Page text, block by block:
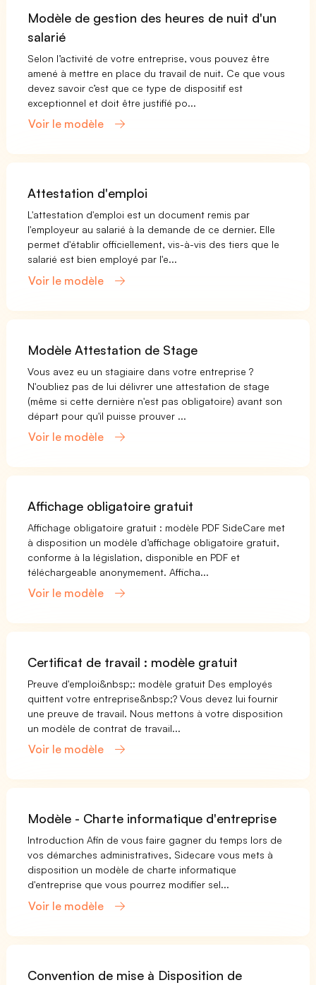
Modèle de gestion des heures de nuit d'un
salarié
Selon l’activité de votre entreprise, vous pouvez être
amené à mettre en place du travail de nuit. Ce que vous
devez savoir c’est que ce type de dispositif est
exceptionnel et doit être justifié po...
Voir le modèle
Attestation d'emploi
L'attestation d'emploi est un document remis par
l'employeur au salarié à la demande de ce dernier. Elle
permet d'établir officiellement, vis-à-vis des tiers que le
salarié est bien employé par l'e...
Voir le modèle
Modèle Attestation de Stage
Vous avez eu un stagiaire dans votre entreprise ?
N'oubliez pas de lui délivrer une attestation de stage
(même si cette dernière n'est pas obligatoire) avant son
départ pour qu'il puisse prouver ...
Voir le modèle
Affichage obligatoire gratuit
Affichage obligatoire gratuit : modèle PDF SideCare met
à disposition un modèle d’affichage obligatoire gratuit,
conforme à la législation, disponible en PDF et
téléchargeable anonymement. Afficha...
Voir le modèle
Certificat de travail : modèle gratuit
Preuve d'emploi&nbsp;: modèle gratuit Des employés
quittent votre entreprise&nbsp;? Vous devez lui fournir
une preuve de travail. Nous mettons à votre disposition
un modèle de contrat de travail...
Voir le modèle
Modèle - Charte informatique d'entreprise
Introduction Afin de vous faire gagner du temps lors de
vos démarches administratives, Sidecare vous mets à
disposition un modèle de charte informatique
d'entreprise que vous pourrez modifier sel...
Voir le modèle
Convention de mise à Disposition de